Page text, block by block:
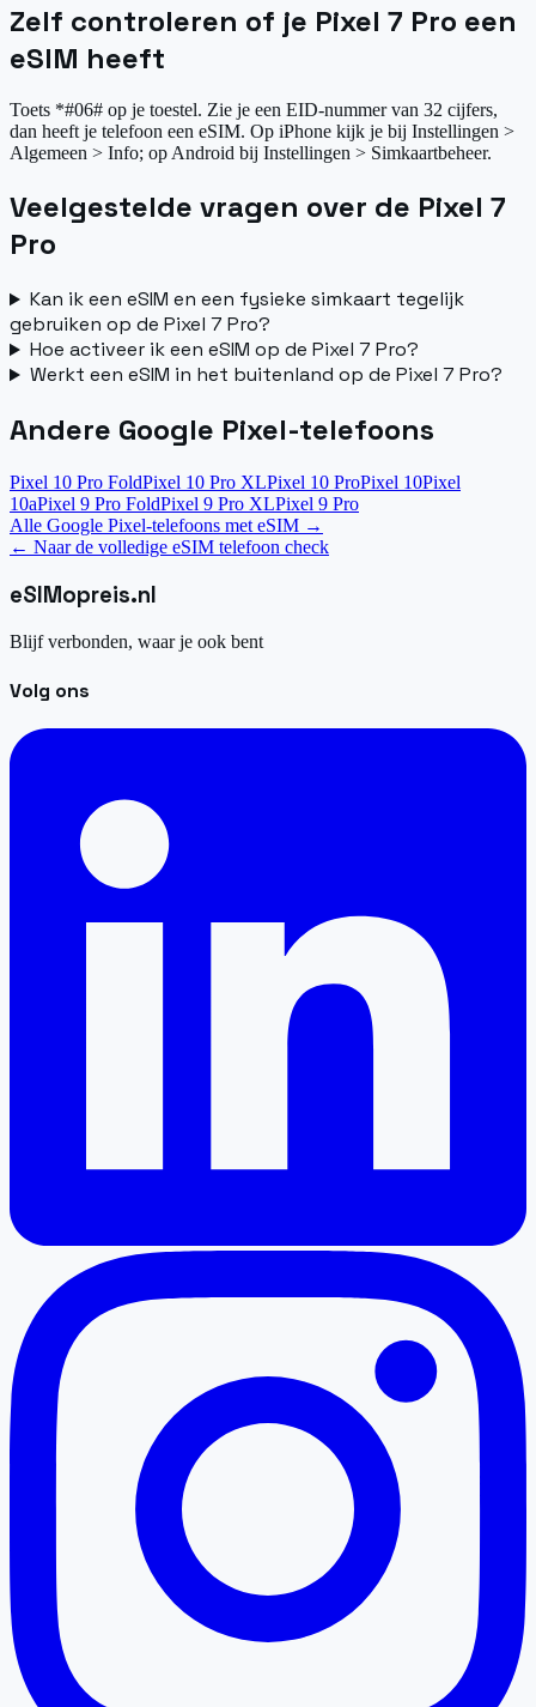
Zelf controleren of je Pixel 7 Pro een
eSIM heeft
Toets *#06# op je toestel. Zie je een EID-nummer van 32 cijfers,
dan heeft je telefoon een eSIM. Op iPhone kijk je bij Instellingen >
Algemeen > Info; op Android bij Instellingen > Simkaartbeheer.
Veelgestelde vragen over de Pixel 7
Pro
Kan ik een eSIM en een fysieke simkaart tegelijk
gebruiken op de Pixel 7 Pro?
Hoe activeer ik een eSIM op de Pixel 7 Pro?
Werkt een eSIM in het buitenland op de Pixel 7 Pro?
Andere Google Pixel-telefoons
Pixel 10 Pro FoldPixel 10 Pro XLPixel 10 ProPixel 10Pixel
10aPixel 9 Pro FoldPixel 9 Pro XLPixel 9 Pro
Alle Google Pixel-telefoons met eSIM →
← Naar de volledige eSIM telefoon check
eSIMopreis.nl
Blijf verbonden, waar je ook bent
Volg ons